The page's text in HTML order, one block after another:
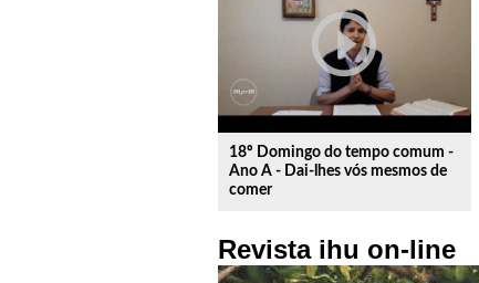
play_circle_outline
18º Domingo do tempo comum -
Ano A - Dai-lhes vós mesmos de
comer
Revista ihu on-line